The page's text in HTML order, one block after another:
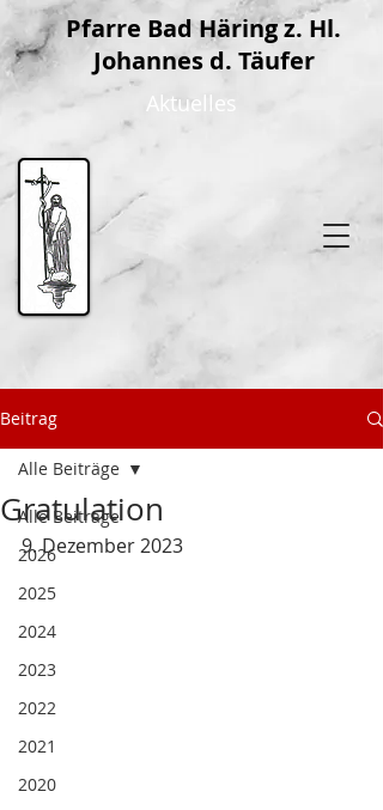
Pfarre Bad Häring z. Hl.
Johannes d. Täufer
Aktuelles
Beitrag
Alle Beiträge
2026
2025
2024
2023
2022
2021
2020
Alle Beiträge
Gratulation
9. Dezember 2023